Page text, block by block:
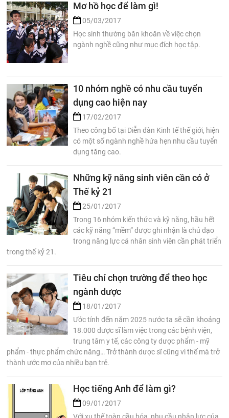
Mơ hồ học để làm gì!
05/03/2017
Học sinh thường băn khoăn về việc chọn
ngành nghề cũng như mục đích học tập.
10 nhóm nghề có nhu cầu tuyển
dụng cao hiện nay
17/02/2017
Theo công bố tại Diễn đàn Kinh tế thế giới, hiện
có một số ngành nghề hứa hẹn nhu cầu tuyển
dụng tăng cao.
Những kỹ năng sinh viên cần có ở
Thế kỷ 21
25/01/2017
Trong 16 nhóm kiến thức và kỹ năng, hầu hết
các kỹ năng “mềm” được ghi nhận là chủ đạo
trong năng lực cá nhân sinh viên cần phát triển
trong thế kỷ 21.
Tiêu chí chọn trường để theo học
ngành dược
18/01/2017
Ước tính đến năm 2025 nước ta sẽ cần khoảng
18.000 dược sĩ làm việc trong các bệnh viện,
trung tâm y tế, các công ty dược phẩm - mỹ
phẩm - thực phẩm chức năng… Trở thành dược sĩ cũng vì thế mà trở
thành ước mơ của nhiều bạn trẻ.
Học tiếng Anh để làm gì?
09/01/2017